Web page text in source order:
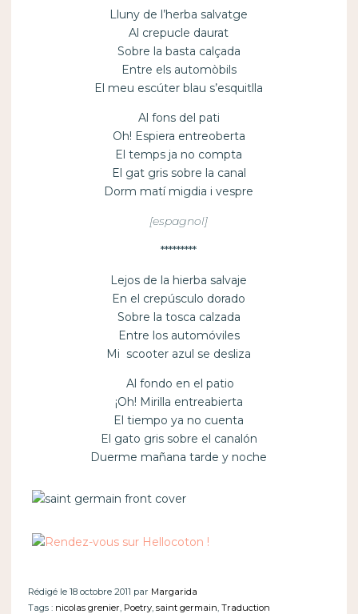
Lluny de l’herba salvatge
Al crepucle daurat
Sobre la basta calçada
Entre els automòbils
El meu escúter blau s’esquitlla
Al fons del pati
Oh! Espiera entreoberta
El temps ja no compta
El gat gris sobre la canal
Dorm matí migdia i vespre
[espagnol]
*********
Lejos de la hierba salvaje
En el crepúsculo dorado
Sobre la tosca calzada
Entre los automóviles
Mi scooter azul se desliza
Al fondo en el patio
¡Oh! Mirilla entreabierta
El tiempo ya no cuenta
El gato gris sobre el canalón
Duerme mañana tarde y noche
Rédigé le 18 octobre 2011 par Margarida
Tags : nicolas grenier, Poetry, saint germain, Traduction